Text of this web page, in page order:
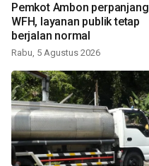
Pemkot Ambon perpanjang
WFH, layanan publik tetap
berjalan normal
Rabu, 5 Agustus 2026